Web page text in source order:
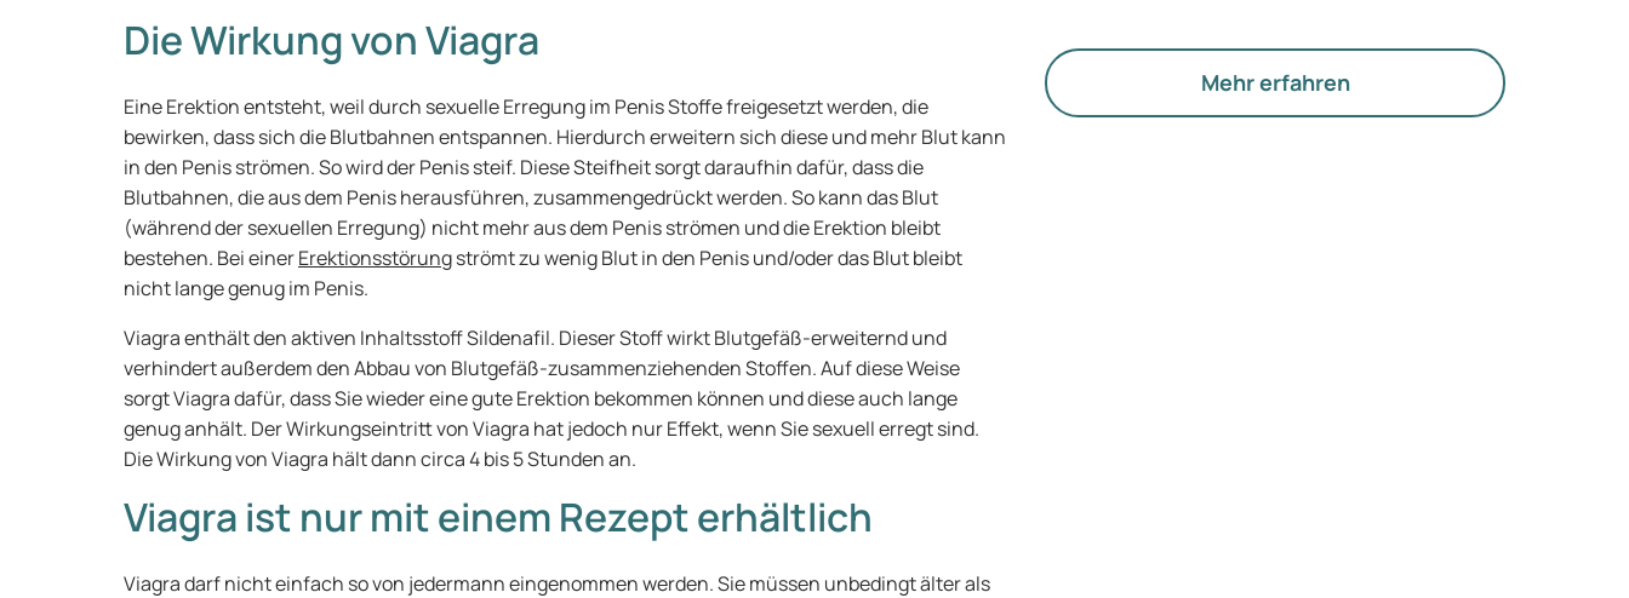
Die Wirkung von Viagra
Eine Erektion entsteht, weil durch sexuelle Erregung im Penis Stoffe freigesetzt werden, die
bewirken, dass sich die Blutbahnen entspannen. Hierdurch erweitern sich diese und mehr Blut kann
in den Penis strömen. So wird der Penis steif. Diese Steifheit sorgt daraufhin dafür, dass die
Blutbahnen, die aus dem Penis herausführen, zusammengedrückt werden. So kann das Blut
(während der sexuellen Erregung) nicht mehr aus dem Penis strömen und die Erektion bleibt
bestehen. Bei einerErektionsstörungströmt zu wenig Blut in den Penis und/oder das Blut bleibt
nicht lange genug im Penis.
Viagra enthält den aktiven Inhaltsstoff Sildenafil. Dieser Stoff wirkt Blutgefäß-erweiternd und
verhindert außerdem den Abbau von Blutgefäß-zusammenziehenden Stoffen. Auf diese Weise
sorgt Viagra dafür, dass Sie wieder eine gute Erektion bekommen können und diese auch lange
genug anhält. Der Wirkungseintritt von Viagra hat jedoch nur Effekt, wenn Sie sexuell erregt sind.
Die Wirkung von Viagra hält dann circa 4 bis 5 Stunden an.
Viagra ist nur mit einem Rezept erhältlich
Viagra darf nicht einfach so von jedermann eingenommen werden. Sie müssen unbedingt älter als
mehr Gewicht auf Hormone, den Stoffwechsel
und die Funktion der Eierstöcke.
Mehr erfahren